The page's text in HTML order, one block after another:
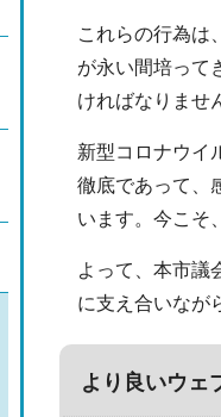
これらの行為は
が永い間培って
ければなりませ
新型コロナウイ
徹底であって、
います。今こそ
よって、本市議
に支え合いなが
より良いウェ